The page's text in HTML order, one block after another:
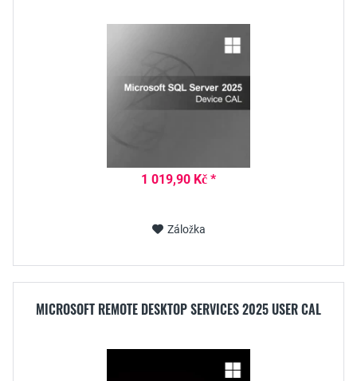
1 019,90 Kč *
Záložka
MICROSOFT REMOTE DESKTOP SERVICES 2025 USER CAL